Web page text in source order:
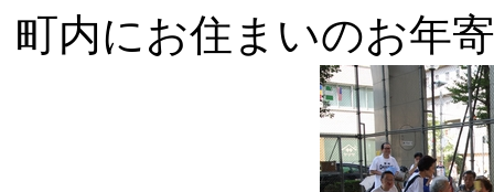
町内にお住まいのお年